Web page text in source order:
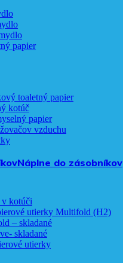
papier
toaletný papier
kotúč
papier
vzduchu
Náplne do zásobníkov
kotúči
utierky Multifold (H2)
– skladané
skladané
utierky